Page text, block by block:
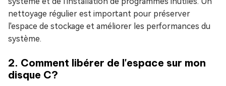
nettoyage régulier est important pour préserver
l'espace de stockage et améliorer les performances du
système.
2. Comment libérer de l'espace sur mon
disque C?